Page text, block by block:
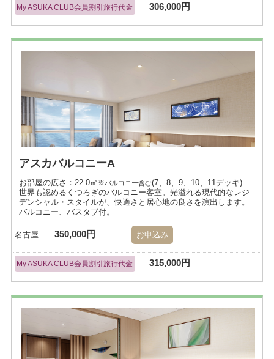
My ASUKA CLUB会員割引旅行代金 306,000円
アスカバルコニーA
お部屋の広さ：22.0㎡ ※バルコニー含む(7、8、9、10、11デッキ)
世界も認めるくつろぎのバルコニー客室。光溢れる現代的なレジ
デンシャル・スタイルが、快適さと居心地の良さを演出します。
バルコニー、バスタブ付。
名古屋 350,000円 お申込み
My ASUKA CLUB会員割引旅行代金 315,000円